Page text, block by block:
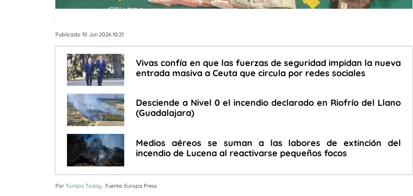
.
Publicado 10 Jun 2026 10:21
Vivas confía en que las fuerzas de seguridad impidan la nueva
entrada masiva a Ceuta que circula por redes sociales
Desciende a Nivel 0 el incendio declarado en Riofrío del Llano
(Guadalajara)
Medios aéreos se suman a las labores de extinción del
incendio de Lucena al reactivarse pequeños focos
Por Torrijos Today · Fuente: Europa Press